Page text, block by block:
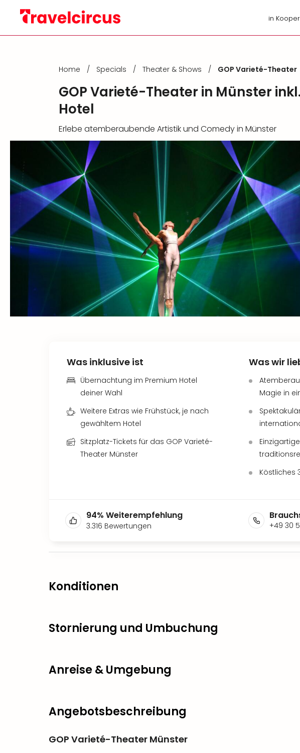
in
Home / Specials / Theater & Shows / GOP Varieté-Theater
GOP Varieté-Theater in Münster
Hotel
Erlebe atemberaubende Artistik und Comedy in Münster
Was inklusive ist
Übernachtung im Premium Hotel
deiner Wahl
Weitere Extras wie Frühstück, je nach
gewähltem Hotel
Sitzplatz-Tickets für das GOP Varieté-
Theater Münster
Was wir
Magie in
Köstliches
94% Weiterempfehlung
3.316 Bewertungen +49 30
Konditionen
Stornierung und Umbuchung
Anreise & Umgebung
Angebotsbeschreibung
GOP Varieté-Theater Münster